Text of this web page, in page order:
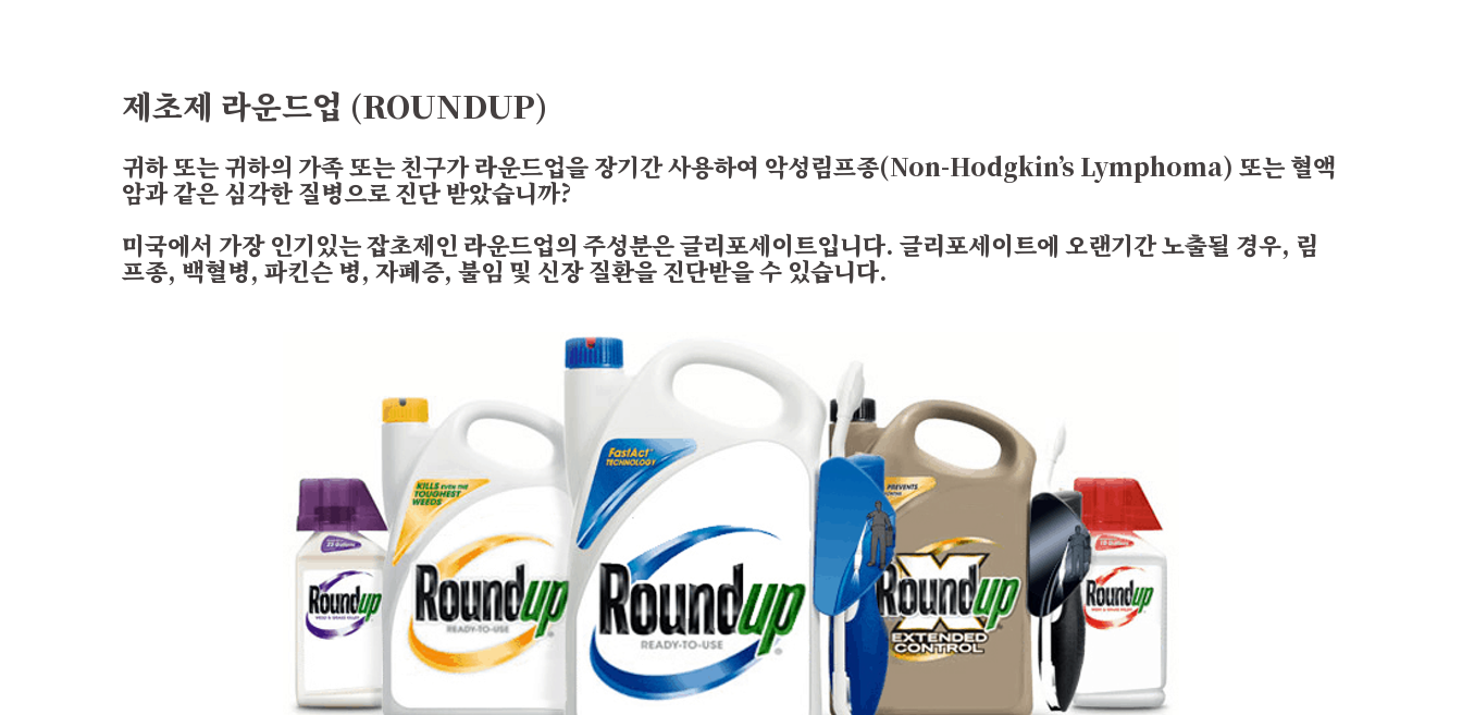
제초제 라운드업 (ROUNDUP)
귀하 또는 귀하의 가족 또는 친구가 라운드업을 장기간 사용하여 악성림프종(Non-Hodgkin’s Lymphoma) 또는 혈액
암과 같은 심각한 질병으로 진단 받았습니까?
미국에서 가장 인기있는 잡초제인 라운드업의 주성분은 글리포세이트입니다. 글리포세이트에 오랜기간 노출될 경우, 림
프종, 백혈병, 파킨슨 병, 자폐증, 불임 및 신장 질환을 진단받을 수 있습니다.